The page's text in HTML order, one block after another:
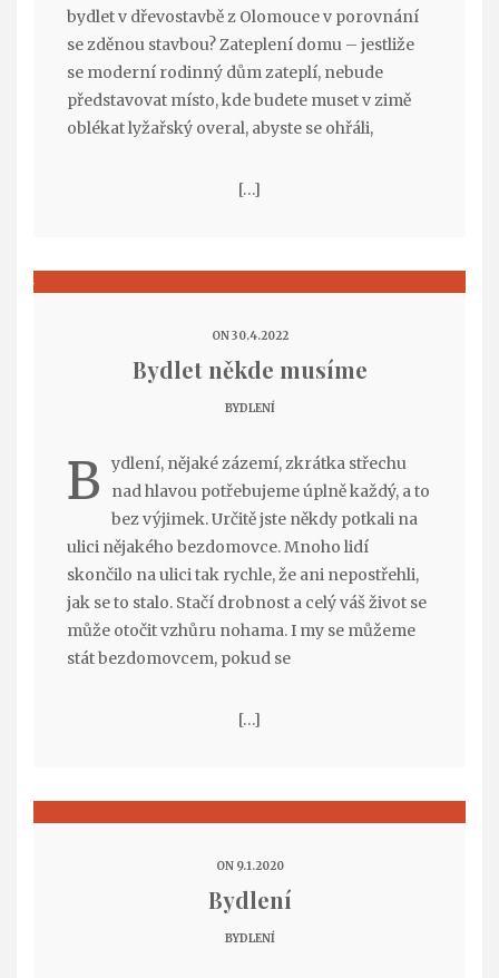
bydlet v dřevostavbě z Olomouce v porovnání
se zděnou stavbou? Zateplení domu – jestliže
se moderní rodinný dům zateplí, nebude
představovat místo, kde budete muset v zimě
oblékat lyžařský overal, abyste se ohřáli,
[…]
ON 30.4.2022
Bydlet někde musíme
BYDLENÍ
B
ydlení, nějaké zázemí, zkrátka střechu
nad hlavou potřebujeme úplně každý, a to
bez výjimek. Určitě jste někdy potkali na
ulici nějakého bezdomovce. Mnoho lidí
skončilo na ulici tak rychle, že ani nepostřehli,
jak se to stalo. Stačí drobnost a celý váš život se
může otočit vzhůru nohama. I my se můžeme
stát bezdomovcem, pokud se
[…]
ON 9.1.2020
Bydlení
BYDLENÍ